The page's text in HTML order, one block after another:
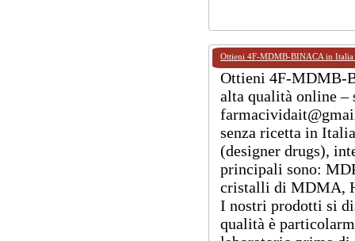
Ottieni 4F-MDMB-BINACA in Italia
Ottieni 4F-MDMB-
alta qualità online
senza ricetta in
(designer drugs),
principali sono:
cristalli di MDMA,
I nostri prodotti si
qualità è